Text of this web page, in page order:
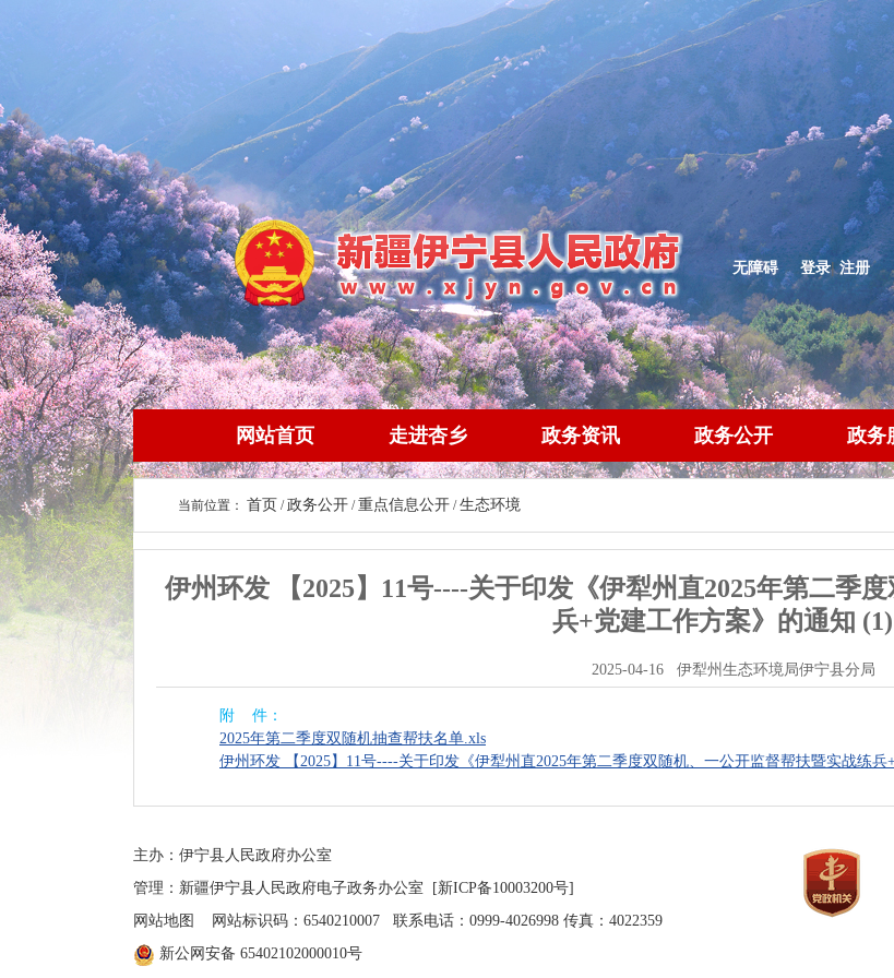
登录|注册
无障碍
网站首页 走进杏乡 政务资讯 政务公开 政务
当前位置： 首页 /政务公开 /重点信息公开 /生态环境
伊州环发 【2025】11号----关于印发《伊犁州直2025年第二季
兵+党建工作方案》的通知 (1)
2025-04-16 伊犁州生态环境局伊宁县分局
附 件：
2025年第二季度双随机抽查帮扶名单.xls
伊州环发 【2025】11号----关于印发《伊犁州直2025年第二季度双随机、一公开监督帮扶暨实战练
主办：伊宁县人民政府办公室
管理：新疆伊宁县人民政府电子政务办公室
[新ICP备10003200号]
网站地图
网站标识码：6540210007 联系电话：0999-4026998 传真：4022359
新公网安备 65402102000010号